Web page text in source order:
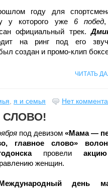
году для
у которого уже 6 побед,
официальный трек.
на ринг под его
создан и промо-клип
ЧИТАТЬ
, я и семья Нет
под девизом «Мама —
главное слово»
провели
женщин.
Международный день